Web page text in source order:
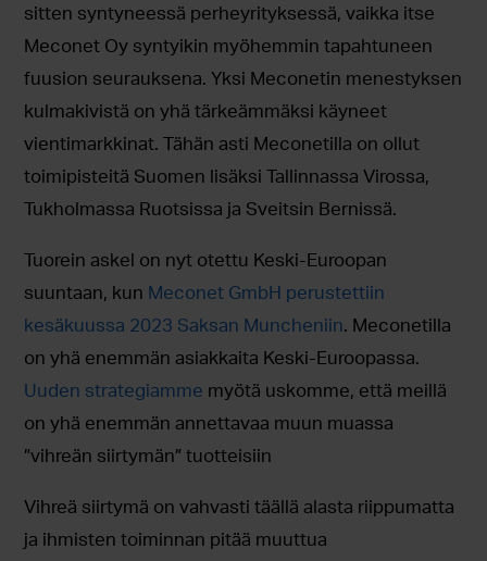
sitten syntyneessä perheyrityksessä, vaikka itse
Meconet Oy syntyikin myöhemmin tapahtuneen
fuusion seurauksena. Yksi Meconetin menestyksen
kulmakivistä on yhä tärkeämmäksi käyneet
vientimarkkinat. Tähän asti Meconetilla on ollut
toimipisteitä Suomen lisäksi Tallinnassa Virossa,
Tukholmassa Ruotsissa ja Sveitsin Bernissä.
Tuorein askel on nyt otettu Keski-Euroopan
suuntaan, kun Meconet GmbH perustettiin
kesäkuussa 2023 Saksan Muncheniin. Meconetilla
on yhä enemmän asiakkaita Keski-Euroopassa.
Uuden strategiamme myötä uskomme, että meillä
on yhä enemmän annettavaa muun muassa
”vihreän siirtymän” tuotteisiin
Vihreä siirtymä on vahvasti täällä alasta riippumatta
ja ihmisten toiminnan pitää muuttua